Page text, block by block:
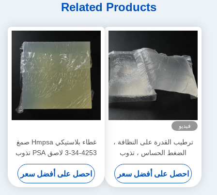
Related Products
فيديو
ترطيب القدرة على النظافة ،
الضغط الحساس ، تذوب
بالحرارة لحفاضات الأطفال
احصل على أفضل سعر
غطاء بلاستيكي Hmpsa صمغ
4253-34-3 لاصق PSA تذوب
بالحرارة
احصل على أفضل سعر